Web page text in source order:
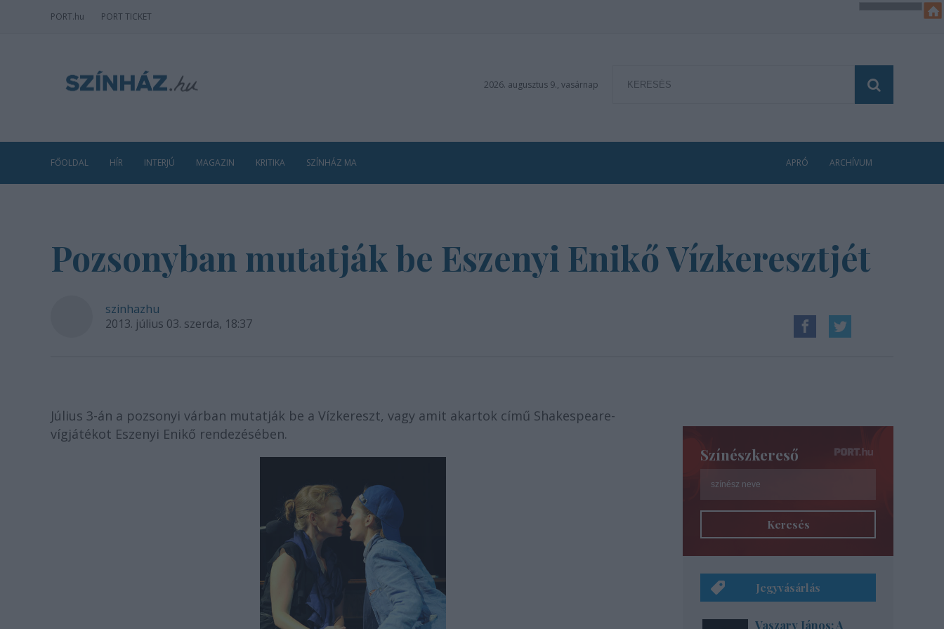
PORT.hu PORT TICKET
2026. augusztus 9., vasárnap
FŐOLDAL HÍR INTERJÚ MAGAZIN KRITIKA SZÍNHÁZ MA APRÓ ARCHÍVUM
Pozsonyban mutatják be Eszenyi Enikő Vízkeresztjét
szinhazhu
2013. július 03. szerda, 18:37
Július 3-án a pozsonyi várban mutatják be a Vízkereszt, vagy amit akartok című Shakespeare-
vígjátékot Eszenyi Enikő rendezésében.
Színészkereső
Keresés
Jegyvásárlás
Vaszary János: A